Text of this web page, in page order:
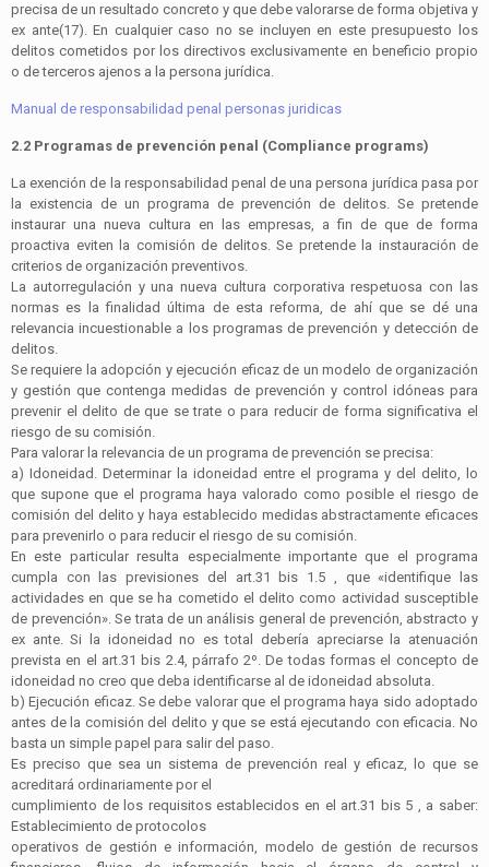
precisa de un resultado concreto y que debe valorarse de forma objetiva y
ex ante(17). En cualquier caso no se incluyen en este presupuesto los
delitos cometidos por los directivos exclusivamente en beneficio propio
o de terceros ajenos a la persona jurídica.
Manual de responsabilidad penal personas juridicas
2.2 Programas de prevención penal (Compliance programs)
La exención de la responsabilidad penal de una persona jurídica pasa por
la existencia de un programa de prevención de delitos. Se pretende
instaurar una nueva cultura en las empresas, a fin de que de forma
proactiva eviten la comisión de delitos. Se pretende la instauración de
criterios de organización preventivos.
La autorregulación y una nueva cultura corporativa respetuosa con las
normas es la finalidad última de esta reforma, de ahí que se dé una
relevancia incuestionable a los programas de prevención y detección de
delitos.
Se requiere la adopción y ejecución eficaz de un modelo de organización
y gestión que contenga medidas de prevención y control idóneas para
prevenir el delito de que se trate o para reducir de forma significativa el
riesgo de su comisión.
Para valorar la relevancia de un programa de prevención se precisa:
a) Idoneidad. Determinar la idoneidad entre el programa y del delito, lo
que supone que el programa haya valorado como posible el riesgo de
comisión del delito y haya establecido medidas abstractamente eficaces
para prevenirlo o para reducir el riesgo de su comisión.
En este particular resulta especialmente importante que el programa
cumpla con las previsiones del art.31 bis 1.5 , que «identifique las
actividades en que se ha cometido el delito como actividad susceptible
de prevención». Se trata de un análisis general de prevención, abstracto y
ex ante. Si la idoneidad no es total debería apreciarse la atenuación
prevista en el art.31 bis 2.4, párrafo 2º. De todas formas el concepto de
idoneidad no creo que deba identificarse al de idoneidad absoluta.
b) Ejecución eficaz. Se debe valorar que el programa haya sido adoptado
antes de la comisión del delito y que se está ejecutando con eficacia. No
basta un simple papel para salir del paso.
Es preciso que sea un sistema de prevención real y eficaz, lo que se
acreditará ordinariamente por el
cumplimiento de los requisitos establecidos en el art.31 bis 5 , a saber:
Establecimiento de protocolos
operativos de gestión e información, modelo de gestión de recursos